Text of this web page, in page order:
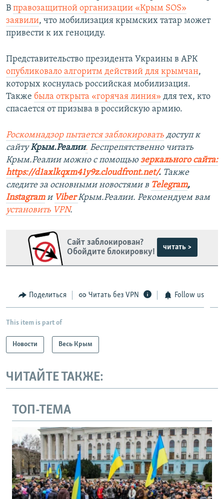
В правозащитной организации «Крым SOS»
заявили, что мобилизация крымских татар может
привести к их геноциду.
Представительство президента Украины в АРК
опубликовало алгоритм действий для крымчан,
которых коснулась российская мобилизация.
Также была открыта «горячая линия» для тех, кто
спасается от призыва в российскую армию.
Роскомнадзор пытается заблокировать доступ к
сайтуКрым.Реалии. Беспрепятственно читать
Крым.Реалии можно с помощью зеркального сайта:
https://d1axlkqxm41y9z.cloudfront.net/. ​ Также
следите за основными новостями в Telegram,
Instagram и ViberКрым.Реалии. Рекомендуем вам
установить VPN.
Сайт заблокирован?
Обойдите блокировку!
читать >
Поделиться Читать без VPN Follow us
This item is part of
Новости Весь Крым
ЧИТАЙТЕ ТАКЖЕ:
ТОП-ТЕМА